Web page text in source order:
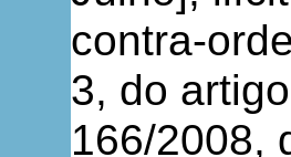
contra-
3, do
166/2008,